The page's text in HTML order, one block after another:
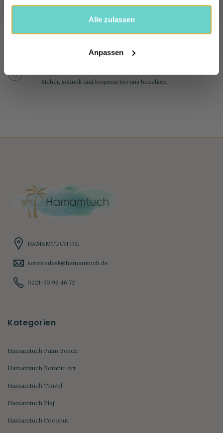
Alle zulassen
Anpassen
100 TAGEN RÜCKGABERECHT
Sie können das Produkt innerhalb von 100 Tagen
Sicher, schnell und bequem bei uns bezahlen
HAMAMTUCH.DE
servicedesk@hamamtuch.de
0221-33 96 46 72
Kategorien
Hamamtuch Palm Beach
Hamamtuch Botanic Art
Hamamtuch Travel
Hamamtuch Plaj
Hamamtuch Coconut